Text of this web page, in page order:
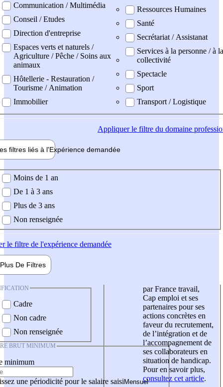
Communication / Multimédia
Conseil / Etudes
Direction d'entreprise
Espaces verts et naturels /
Agriculture / Pêche / Soins aux
animaux
Hôtellerie - Restauration /
Tourisme / Animation
Immobilier
Ressources Humaines
Santé
Secrétariat / Assistanat
Services à la personne / à la
collectivité
Spectacle
Sport
Transport / Logistique
Appliquerle filtre du domaine
filtres liés à l'Expérience demandée
demandée
Moins de 1 an
De 1 à 3 ans
Plus de 3 ans
Non renseignée
le filtre de l'expérience demandée
Plus De Filtres
Cadre
Non cadre
Non renseignée
BRUT MINIMUM
minimum
une périodicité pour le salaire saisi
par France travail,
Cap emploi et ses
partenaires pour ses
actions concrètes en
faveur du recrutement,
de l’intégration et de
l’accompagnement de
ses collaborateurs en
situation de handicap.
Pour en savoir plus,
consultez cet article.